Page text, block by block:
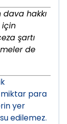
dava hakkı
için
şartı
de
para
yer
edilemez.